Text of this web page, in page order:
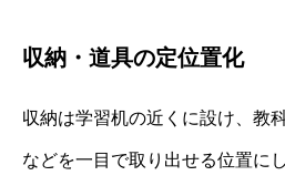
収納・道具の定位置化
収納は学習机の近くに設け、教
などを一目で取り出せる位置に